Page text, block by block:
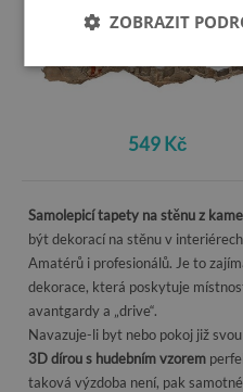
549 Kč
Samolepicí tapety na stěnu z
být dekorací na stěnu v
Amatérů i profesionálů. Je to
dekorace, která poskytuje
avantgardy a „drive“.
Navazuje-li byt nebo pokoj již
3D dírou s hudebním vzorem
taková výzdoba není, pak
ZOBRAZIT